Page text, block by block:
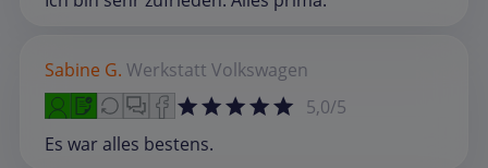
Sabine G. Werkstatt Volkswagen
5,0/5
Es war alles bestens.